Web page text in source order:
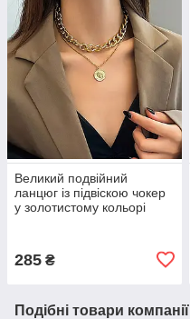
Великий подвійний
ланцюг із підвіскою чокер
у золотистому кольорі
285 ₴
Подібні товари компанії